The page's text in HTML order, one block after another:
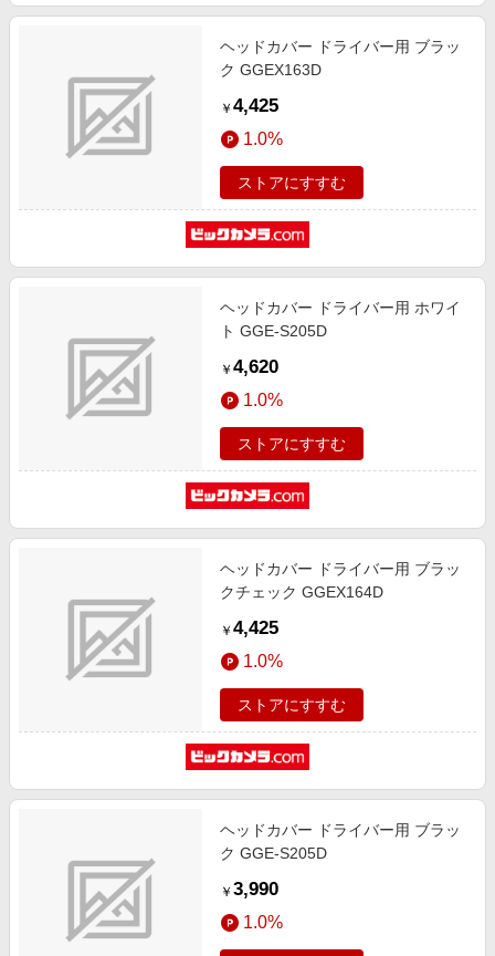
ヘッドカバー ドライバー用 ブラッ
ク GGEX163D
￥ 4,425
1.0%
ストアにすすむ
ヘッドカバー ドライバー用 ホワイ
ト GGE-S205D
￥ 4,620
1.0%
ストアにすすむ
ヘッドカバー ドライバー用 ブラッ
クチェック GGEX164D
￥ 4,425
1.0%
ストアにすすむ
ヘッドカバー ドライバー用 ブラッ
ク GGE-S205D
￥ 3,990
1.0%